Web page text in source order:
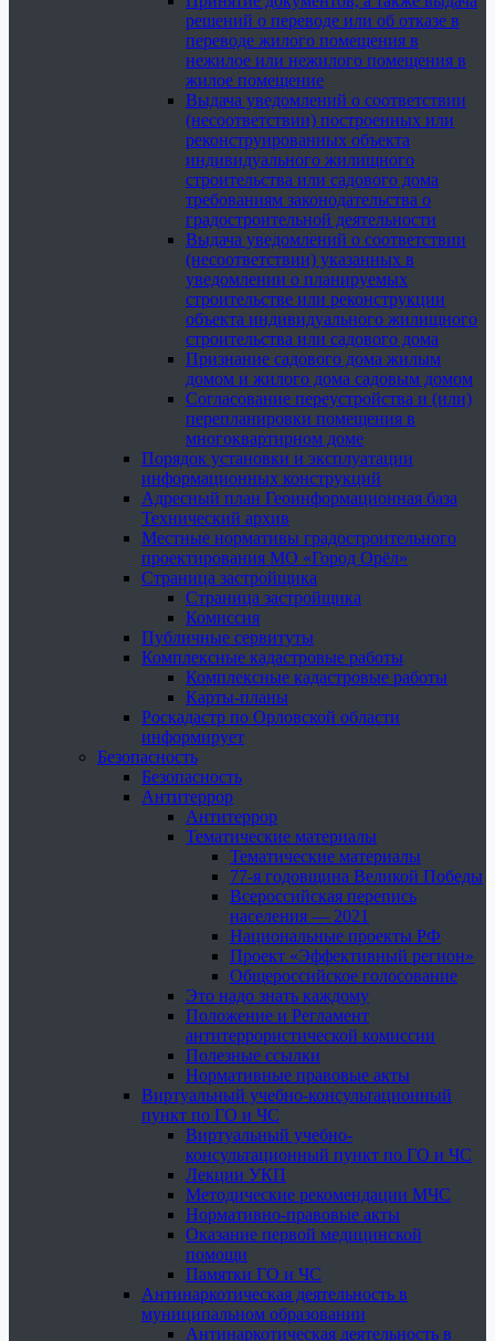
решений о переводе или об отказе в
переводе жилого помещения в
нежилое или нежилого помещения в
жилое помещение
Выдача уведомлений о соответствии
(несоответствии) построенных или
реконструированных объекта
индивидуального жилищного
строительства или садового дома
требованиям законодательства о
градостроительной деятельности
Выдача уведомлений о соответствии
(несоответствии) указанных в
уведомлении о планируемых
строительстве или реконструкции
объекта индивидуального жилищного
строительства или садового дома
Признание садового дома жилым
домом и жилого дома садовым домом
Согласование переустройства и (или)
перепланировки помещения в
многоквартирном доме
Порядок установки и эксплуатации
информационных конструкций
Адресный план Геоинформационная база
Технический архив
Местные нормативы градостроительного
проектирования МО «Город Орёл»
Страница застройщика
Страница застройщика
Комиссия
Публичные сервитуты
Комплексные кадастровые работы
Комплексные кадастровые работы
Карты-планы
Роскадастр по Орловской области
информирует
Безопасность
Безопасность
Антитеррор
Антитеррор
Тематические материалы
Тематические материалы
77-я годовщина Великой Победы
Всероссийская перепись
населения — 2021
Национальные проекты РФ
Проект «Эффективный регион»
Общероссийское голосование
Это надо знать каждому
Положение и Регламент
антитеррористической комиссии
Полезные ссылки
Нормативные правовые акты
Виртуальный учебно-консультационный
пункт по ГО и ЧС
Виртуальный учебно-
консультационный пункт по ГО и ЧС
Лекции УКП
Методические рекомендации МЧС
Нормативно-правовые акты
Оказание первой медицинской
помощи
Памятки ГО и ЧС
Антинаркотическая деятельность в
муниципальном образовании
Антинаркотическая деятельность в